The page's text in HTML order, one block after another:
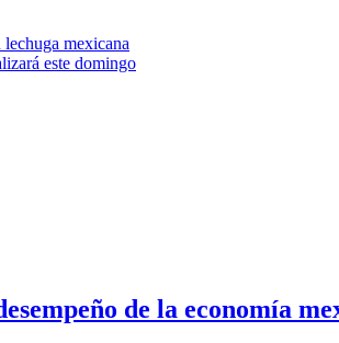
mexicana
este domingo
de la economía